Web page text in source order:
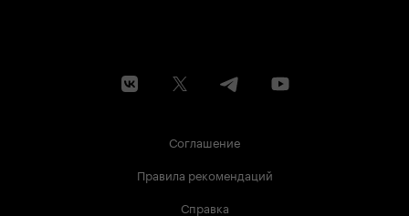
Соглашение
Правила рекомендаций
Справка